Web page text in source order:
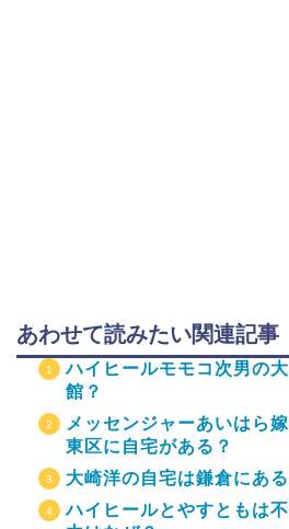
あわせて読みたい関連記事
ハイヒールモモコ次男の
館？
メッセンジャーあいはら
東区に自宅がある？
大崎洋の自宅は鎌倉にあ
ハイヒールとやすともは